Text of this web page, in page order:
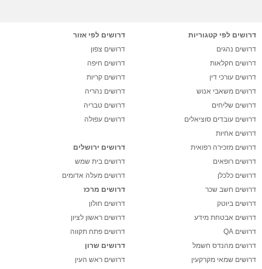
דרושים לפי קטגוריות
דרושים נהגים
דרושים חקלאות
דרושים עורכי דין
דרושים משאבי אנוש
דרושים שליחים
דרושים עובדים סוציאלים
דרושים אחיות
דרושים מזכירה רפואית
דרושים רופאים
דרושים כלכלן
דרושים חשב שכר
דרושים ביוטק
דרושים אבטחת מידע
דרושים QA
דרושים מהנדס חשמל
דרושים שמאי מקרקעין
דרושים לפי אזור
דרושים צפון
דרושים חיפה
דרושים קריות
דרושים נהריה
דרושים טבריה
דרושים עפולה
דרושים ירושלים
דרושים בית שמש
דרושים מעלה אדומים
דרושים מרכז
דרושים חולון
דרושים ראשון לציון
דרושים פתח תקווה
דרושים שרון
דרושים ראש העין